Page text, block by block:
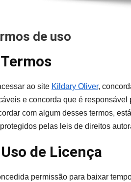
de uso
1. Termos
ao site Kildary Oliver,
​​e concorda que é
com algum desses termos,
pelas leis de direitos
2. Uso de Licença
permissão para baixar